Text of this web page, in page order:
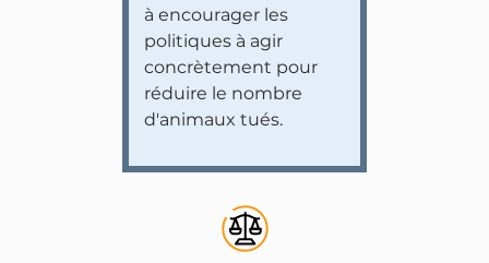
à encourager les
politiques à agir
concrètement pour
réduire le nombre
d'animaux tués.